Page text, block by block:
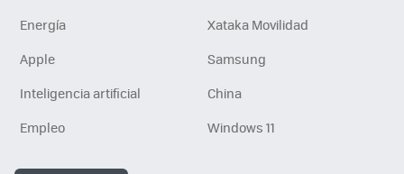
Energía
Xataka Movilidad
Apple
Samsung
Inteligencia artificial
China
Empleo
Windows 11